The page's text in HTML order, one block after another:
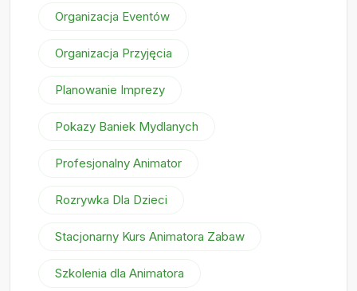
Organizacja Eventów
Organizacja Przyjęcia
Planowanie Imprezy
Pokazy Baniek Mydlanych
Profesjonalny Animator
Rozrywka Dla Dzieci
Stacjonarny Kurs Animatora Zabaw
Szkolenia dla Animatora